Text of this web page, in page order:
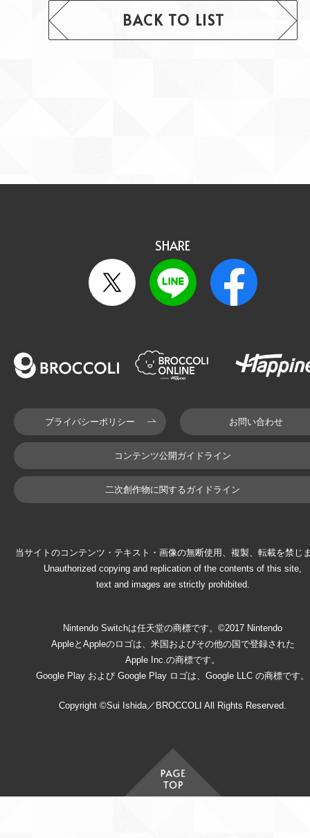
BACK TO LIST
SHARE
プライバシーポリシー お問い合わせ
コンテンツ公開ガイドライン
二次創作物に関するガイドライン
当サイトのコンテンツ・テキスト・画像の無断使用、複製、転載を禁じ
Unauthorized copying and replication of the contents of this site,
text and images are strictly prohibited.
Nintendo Switchは任天堂の商標です。©2017 Nintendo
AppleとAppleのロゴは、米国およびその他の国で登録された
Apple Inc.の商標です。
Google Play および Google Play ロゴは、Google LLC の商標です。
Copyright ©Sui Ishida／BROCCOLI All Rights Reserved.